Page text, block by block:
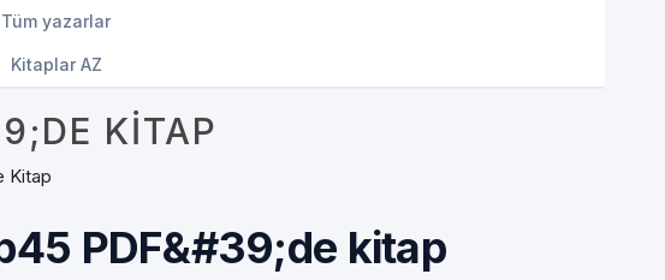
Tüm yazarlar
Kitaplar AZ
KITAP
Kitap
PDF&#39;de kitap